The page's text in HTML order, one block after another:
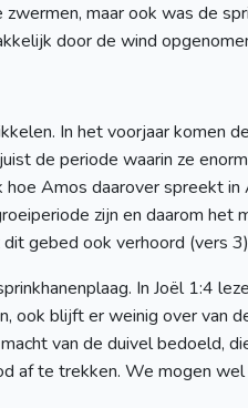
maar ook was de
door de wind
In het voorjaar komen
de periode waarin ze
Amos daarover spreekt in
zijn en daarom
gebed ook verhoord (vers
In Joël 1:4
ook blijft er weinig over
van de duivel bedoeld,
af te trekken. We mogen